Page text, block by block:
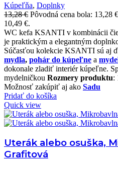
Kúpeľňa, Doplnky
13,28€ Pôvodná cena bola: 13,28
10,49 €.
WC kefa KSANTI v kombinácii
je praktickým a elegantným
Súčasťou kolekcie KSANTI sú aj
mydla, pohár do kúpeľne a
dokonale zladiť interiér kúpeľne.
mydelničkou Rozmery produktu:
Možnosť zakúpiť aj ako Sadu
Pridať do košíka
Quick view
Uterák alebo osuška,
Grafitová